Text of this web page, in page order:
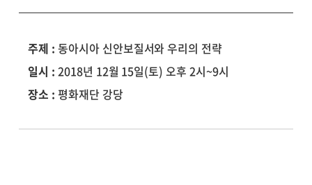
주제 : 동아시아 신안보질서와 우리의 전략
일시 : 2018년 12월 15일(토) 오후 2시~9시
장소 : 평화재단 강당